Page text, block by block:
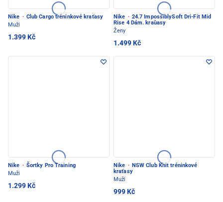
Nike · Club Cargo tréninkové kraťasy
Muži
1.399 Kč
Nike · 24.7 ImpossiblySoft Dri-Fit Mid
Rise 4 Dám. kraùasy
Ženy
1.499 Kč
Nike · Šortky Pro Training
Muži
1.299 Kč
Nike · NSW Club Knit tréninkové
kraťasy
Muži
999 Kč